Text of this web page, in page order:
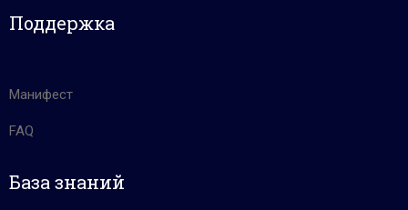
Поддержка
Манифест
FAQ
База знаний